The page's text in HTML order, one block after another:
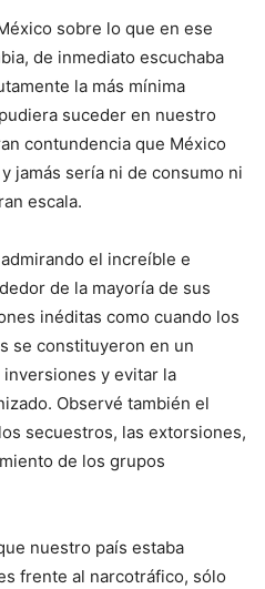
sobre lo que en ese
de inmediato escuchaba
la más mínima
suceder en nuestro
contundencia que México
jamás sería ni de consumo ni
escala.
el increíble e
de la mayoría de sus
inéditas como cuando los
se constituyeron en un
y evitar la
Observé también el
secuestros, las extorsiones,
de los grupos
nuestro país estaba
frente al narcotráfico, sólo